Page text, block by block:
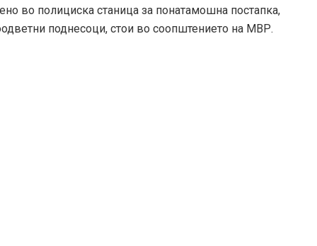
во полициска станица за понатамошна постапка,
поднесоци, стои во соопштението на МВР.